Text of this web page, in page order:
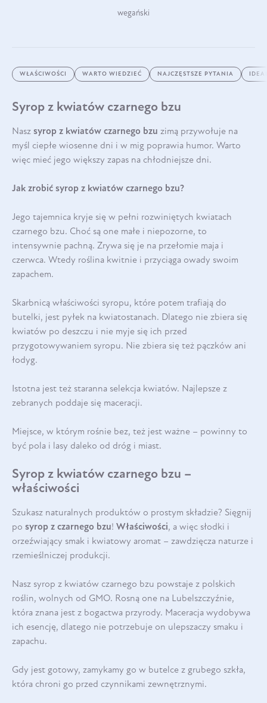
wegański
WŁAŚCIWOŚCI WARTO WIEDZIEĆ NAJCZĘSTSZE PYTANIA
Syrop z kwiatów czarnego bzu
Nasz syrop z kwiatów czarnego bzu zimą przywołuje na
myśl ciepłe wiosenne dni i w mig poprawia humor. Warto
więc mieć jego większy zapas na chłodniejsze dni.
Jak zrobić syrop z kwiatów czarnego bzu?
Jego tajemnica kryje się w pełni rozwiniętych kwiatach
czarnego bzu. Choć są one małe i niepozorne, to
intensywnie pachną. Zrywa się je na przełomie maja i
czerwca. Wtedy roślina kwitnie i przyciąga owady swoim
zapachem.
Skarbnicą właściwości syropu, które potem trafiają do
butelki, jest pyłek na kwiatostanach. Dlatego nie zbiera się
kwiatów po deszczu i nie myje się ich przed
przygotowywaniem syropu. Nie zbiera się też pączków ani
łodyg.
Istotna jest też staranna selekcja kwiatów. Najlepsze z
zebranych poddaje się maceracji.
Miejsce, w którym rośnie bez, też jest ważne – powinny to
być pola i lasy daleko od dróg i miast.
Syrop z kwiatów czarnego bzu –
właściwości
Szukasz naturalnych produktów o prostym składzie? Sięgnij
po syrop z czarnego bzu! Właściwości, a więc słodki i
orzeźwiający smak i kwiatowy aromat – zawdzięcza naturze i
rzemieślniczej produkcji.
Nasz syrop z kwiatów czarnego bzu powstaje z polskich
roślin, wolnych od GMO. Rosną one na Lubelszczyźnie,
która znana jest z bogactwa przyrody. Maceracja wydobywa
ich esencję, dlatego nie potrzebuje on ulepszaczy smaku i
zapachu.
Gdy jest gotowy, zamykamy go w butelce z grubego szkła,
która chroni go przed czynnikami zewnętrznymi.